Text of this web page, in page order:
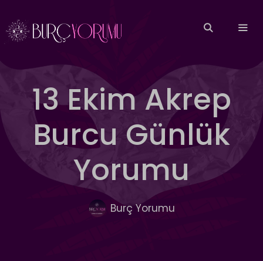
atla
13 Ekim Akrep
Burcu Günlük
Yorumu
Burç Yorumu